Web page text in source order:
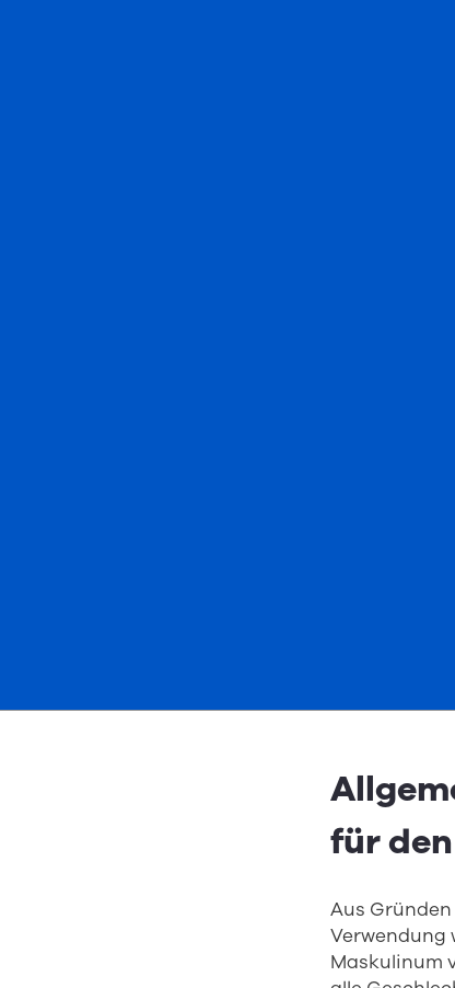
für
Aus
Verwendung
Maskulinum